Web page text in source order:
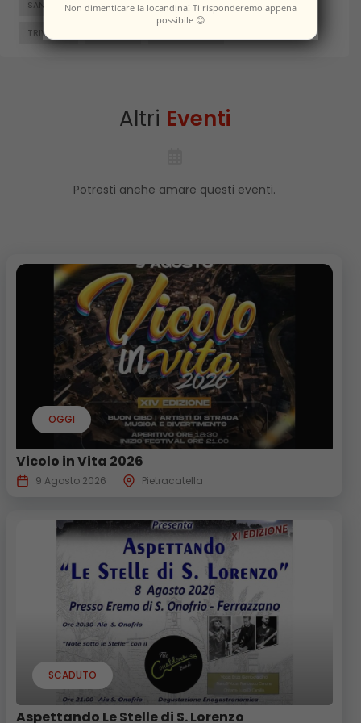
SANTA CROCE DI MAGLIANO SEPINO TERMOLI
TRIVENTO
Altri Eventi
Potresti anche amare questi eventi.
OGGI
Vicolo in Vita 2026
9 Agosto 2026 Pietracatella
SCADUTO
Aspettando Le Stelle di S. Lorenzo
Non dimenticare la locandina! Ti risponderemo appena
possibile 😊